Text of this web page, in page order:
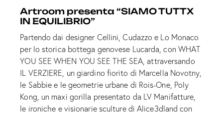
Artroom presenta “SIAMO TUTTX
IN EQUILIBRIO”
Partendo dai designer Cellini, Cudazzo e Lo Monaco
per lo storica bottega genovese Lucarda, con WHAT
YOU SEE WHEN YOU SEE THE SEA, attraversando
IL VERZIERE, un giardino fiorito di Marcella Novotny,
le Sabbie e le geometrie urbane di Rois-One, Poly
Kong, un maxi gorilla presentato da LV Manifatture,
le ironiche e visionarie sculture di Alice3dland con